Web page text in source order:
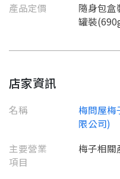
產品定價
隨身包
罐裝
店家資訊
名稱
梅問屋梅
限公司)
主要營業
項目
梅子相關